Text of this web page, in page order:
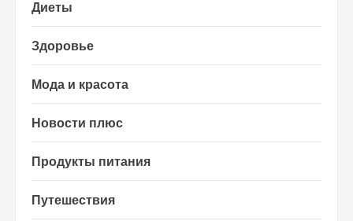
Диеты
Здоровье
Мода и красота
Новости плюс
Продукты питания
Путешествия